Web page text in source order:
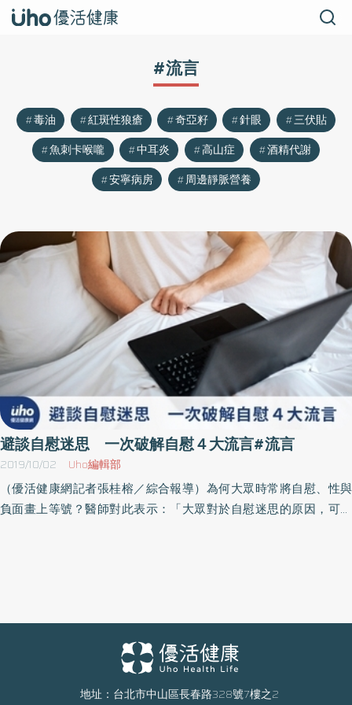
#流言
毒油 紅斑性狼瘡 奇亞籽 針眼
三伏貼
魚刺卡喉嚨
中耳炎 高山症
酒精代謝
安寧病房
周邊靜脈營養
避談自慰迷思 一次破解自慰４大流言#流言
2019/10/02 Uho編輯部
（優活健康網記者張桂榕／綜合報導）為何大眾時常將自慰、性與
負面畫上等號？醫師對此表示：「大眾對於自慰迷思的原因，可能
家正確的性觀念，讓性事更加完美！自慰謠言追追追！醫生揭密自
慰流言民間有許多以訛傳訛的錯誤觀念流傳，特此整理出自慰常見
的迷思，並邀請醫師實際解答，為消費者破解自慰謠言。流言一：
地址：台北市中山區長春路328號7樓之2